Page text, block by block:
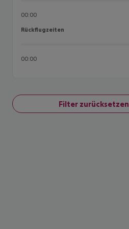
00:00
Rückflugzeiten
Rückflugzeiten
00:00
Filter zurücksetzen